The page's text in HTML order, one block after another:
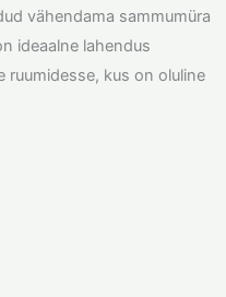
vähendama sammumüra
ideaalne lahendus
ruumidesse, kus on oluline